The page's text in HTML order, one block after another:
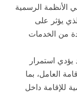
الأنظمة الرسمية
يؤثر على
من الخدمات
يؤدي استمرار
العامل، بما
للإقامة داخل